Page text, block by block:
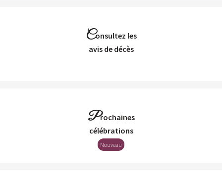
Consultez les
Avis de décès
Prochaines
Célébrations
Nouveau